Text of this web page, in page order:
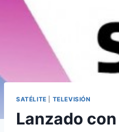
SATÉLITE TELEVISIÓN
Lanzado